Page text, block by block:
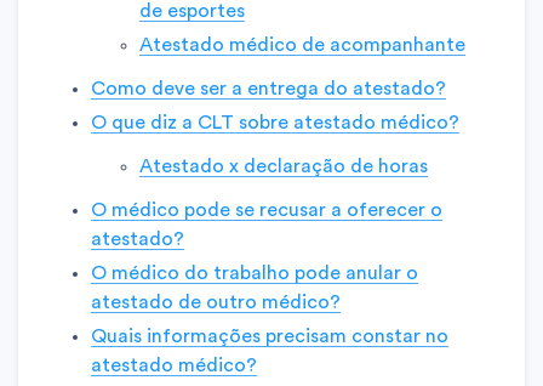
de esportes
Atestado médico de acompanhante
Como deve ser a entrega do atestado?
O que diz a CLT sobre atestado médico?
Atestado x declaração de horas
O médico pode se recusar a oferecer o
atestado?
O médico do trabalho pode anular o
atestado de outro médico?
Quais informações precisam constar no
atestado médico?